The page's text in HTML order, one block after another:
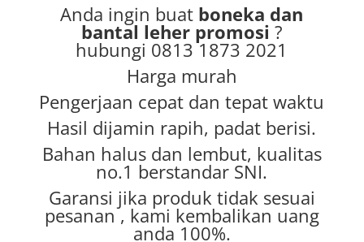
Anda ingin buat boneka dan
bantal leher promosi ?
hubungi 0813 1873 2021
Harga murah
Pengerjaan cepat dan tepat waktu
Hasil dijamin rapih, padat berisi.
Bahan halus dan lembut, kualitas
no.1 berstandar SNI.
Garansi jika produk tidak sesuai
pesanan , kami kembalikan uang
anda 100%.